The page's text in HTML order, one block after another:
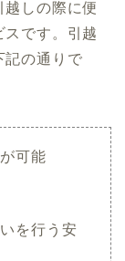
越しの際に便
です。引越
記の通りで
可能
を行う安